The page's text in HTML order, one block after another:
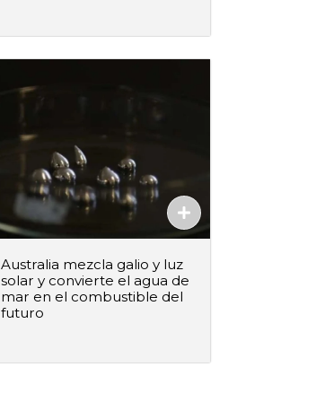
–
Australia mezcla galio y luz
solar y convierte el agua de
mar en el combustible del
futuro